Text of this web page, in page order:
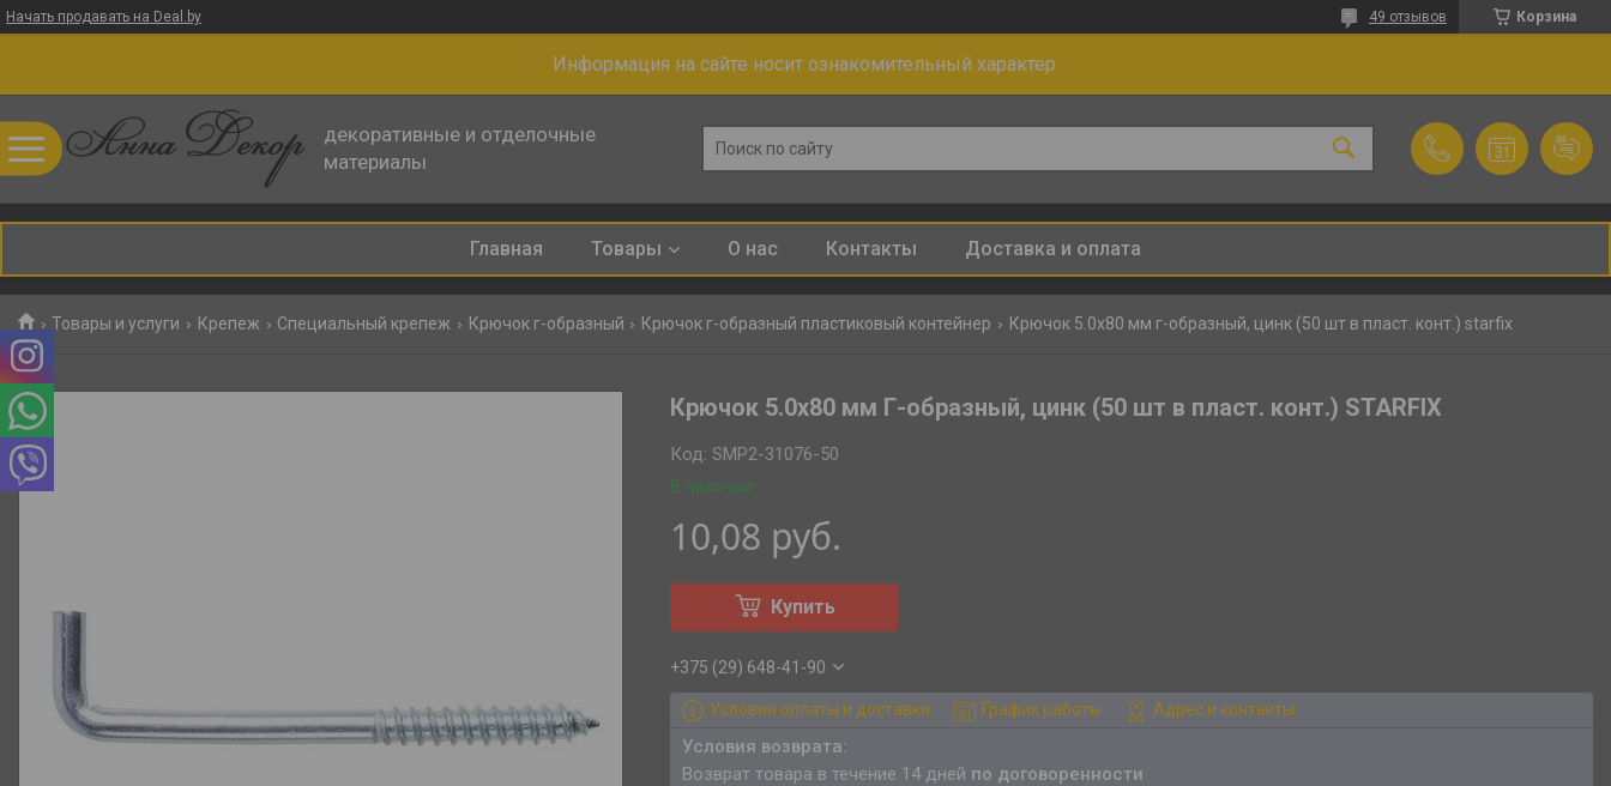
Начать продавать на Deal.by Корзина
49 отзывов
Информация на сайте носит ознакомительный характер.
декоративные и отделочные
материалы
Главная Товары О нас Контакты Доставка и оплата
Товары и услуги Крепеж Специальный крепеж Крючок г-образный Крючок г-образный пластиковый контейнер Крючок 5.0х80 мм г-образный, цинк (50 шт в пласт. конт.) starfix
Крючок 5.0х80 мм Г-образный, цинк (50 шт в пласт. конт.) STARFIX
В наличии
Код:SMP2-31076-50
10,08 руб.
Купить
+375 (29) 648-41-90
Условия оплаты и доставки График работы Адрес и контакты
возврат товара в течение 14 дней по договоренности